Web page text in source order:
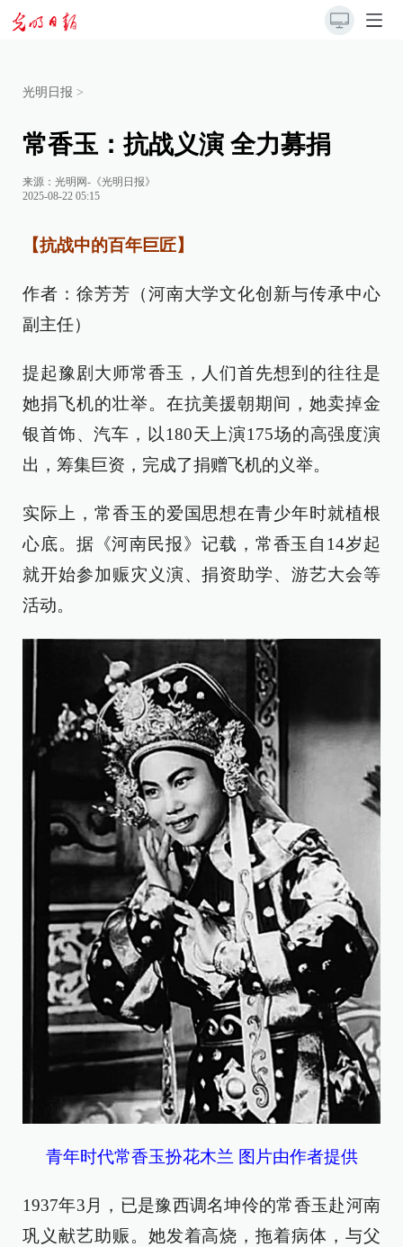
光明日报 >
常香玉：抗战义演 全力募捐
来源： 光明网-《光明日报》
2025-08-22 05:15
【抗战中的百年巨匠】
作者：徐芳芳（河南大学文化创新与传承中心
副主任）
提起豫剧大师常香玉，人们首先想到的往往是
她捐飞机的壮举。在抗美援朝期间，她卖掉金
银首饰、汽车，以180天上演175场的高强度演
出，筹集巨资，完成了捐赠飞机的义举。
实际上，常香玉的爱国思想在青少年时就植根
心底。据《河南民报》记载，常香玉自14岁起
就开始参加赈灾义演、捐资助学、游艺大会等
活动。
青年时代常香玉扮花木兰 图片由作者提供
1937年3月，已是豫西调名坤伶的常香玉赴河南
巩义献艺助赈。她发着高烧，拖着病体，与父